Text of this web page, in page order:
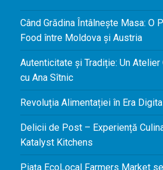
Când Grădina Întâlnește Masa: O
Food între Moldova și Austria
Autenticitate și Tradiție: Un Atelier
cu Ana Sîtnic
Revoluția Alimentației în Era
Delicii de Post – Experiență
Katalyst Kitchens
Piața EcoLocal Farmers Market